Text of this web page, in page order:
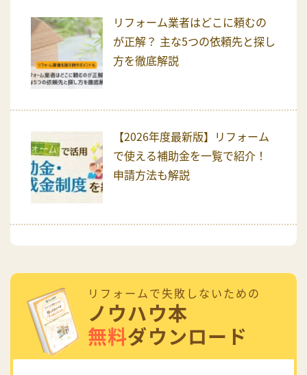
リフォーム業者はどこに頼むの
が正解？ 主な5つの依頼先と探し
方を徹底解説
【2026年度最新版】リフォーム
で使える補助金を一覧で紹介！
申請方法も解説
リフォームで失敗しないための
ノウハウ本
無料ダウンロード